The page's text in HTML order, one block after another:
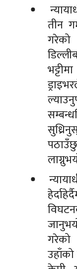
तीन
गरेको
गरेको
उहाँको